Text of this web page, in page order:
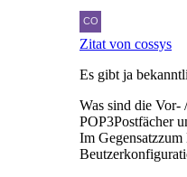
Zitat von cossys
Es gibt ja
Was sind die Vor-
POP3Postfächer
Im